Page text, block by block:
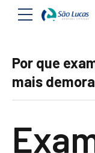
Por que
mais